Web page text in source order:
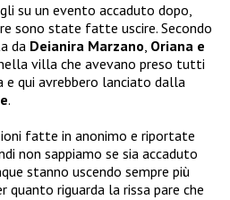
su un evento accaduto dopo,
sono state fatte uscire. Secondo
da Deianira Marzano, Oriana e
villa che avevano preso tutti
e qui avrebbero lanciato dalla
.
fatte in anonimo e riportate
non sappiamo se sia accaduto
stanno uscendo sempre più
quanto riguarda la rissa pare che